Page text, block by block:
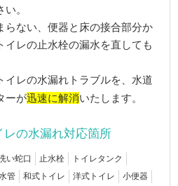
。
らない、便器と床の接合部分か
イレの止水栓の漏水を直しても
イレの水漏れトラブルを、水道
ーが迅速に解消いたします。
の水漏れ対応箇所
い蛇口 止水栓
トイレタンク
管 和式トイレ 洋式トイレ
小便器